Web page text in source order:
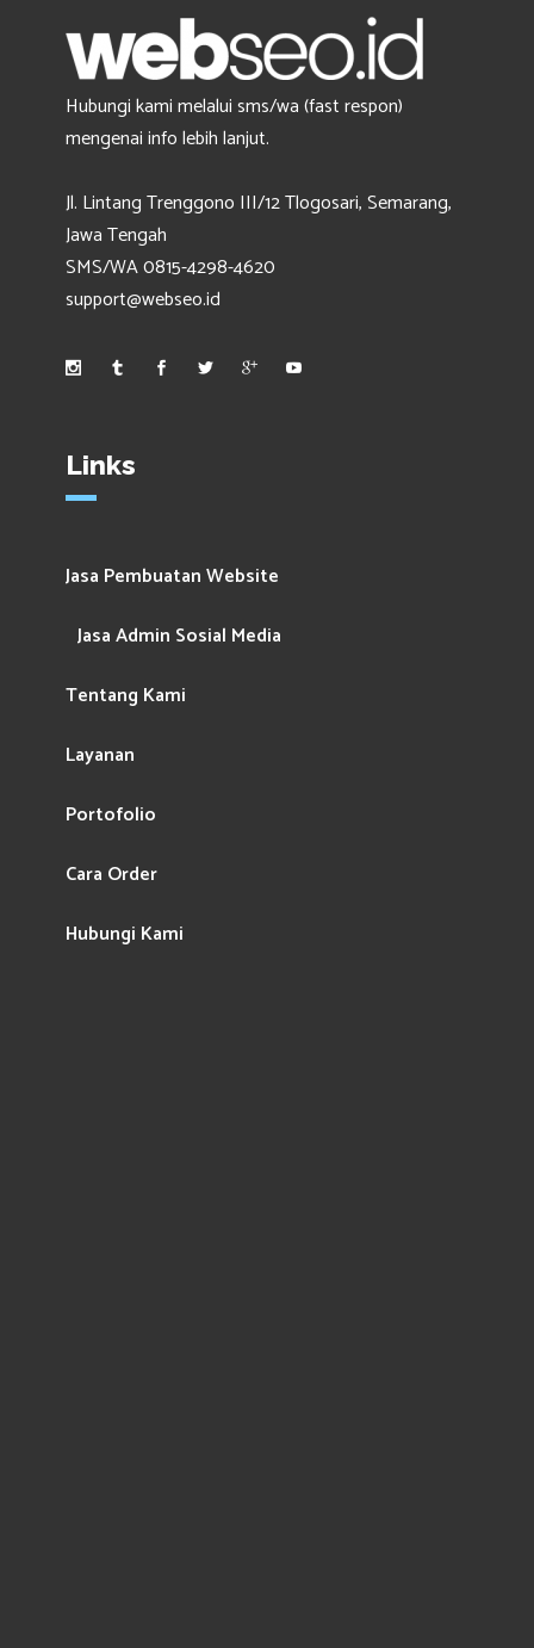
Hubungi kami melalui sms/wa (fast respon)
mengenai info lebih lanjut.
Jl. Lintang Trenggono III/12 Tlogosari, Semarang,
Jawa Tengah
SMS/WA 0815-4298-4620
support@webseo.id
Links
Jasa Pembuatan Website
Jasa Admin Sosial Media
Tentang Kami
Layanan
Portofolio
Cara Order
Hubungi Kami